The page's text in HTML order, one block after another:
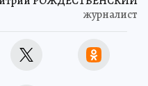
журналист